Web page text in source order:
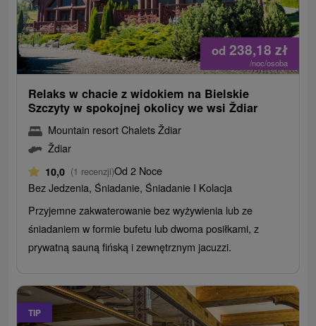
od 238,18 zł
/noc/osoba
Relaks w chacie z widokiem na Bielskie
Szczyty w spokojnej okolicy we wsi Ždiar
Mountain resort Chalets Ždiar
Ždiar
10,0 (1 recenzji)Od 2 Noce
Bez Jedzenia, Śniadanie, Śniadanie I Kolacja
Przyjemne zakwaterowanie bez wyżywienia lub ze
śniadaniem w formie bufetu lub dwoma posiłkami, z
prywatną sauną fińską i zewnętrznym jacuzzi.
TIP